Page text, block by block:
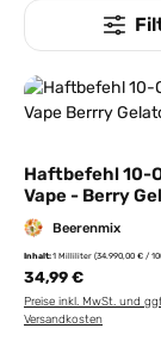
Haftbefehl 10-
Vape - Berry
Beerenmix
Inhalt:1 Milliliter (34.990,00 € /
34,99 €
Preise inkl. MwSt. und
Versandkosten